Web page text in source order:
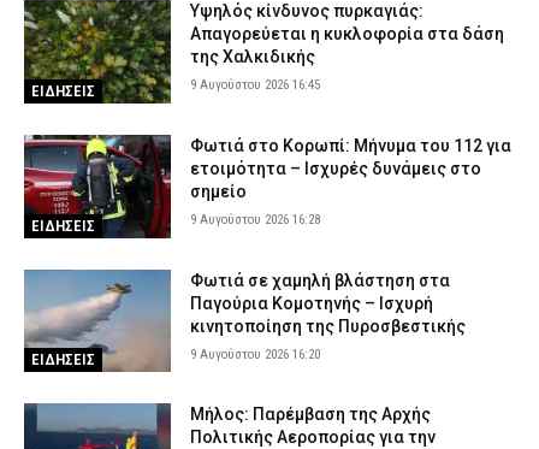
ΕΙΔΗΣΕΙΣ
Υψηλός κίνδυνος πυρκαγιάς:
Απαγορεύεται η κυκλοφορία στα δάση
της Χαλκιδικής
9 Αυγούστου 2026 16:45
ΕΙΔΗΣΕΙΣ
Φωτιά στο Κορωπί: Μήνυμα του 112 για
ετοιμότητα – Ισχυρές δυνάμεις στο
σημείο
9 Αυγούστου 2026 16:28
ΕΙΔΗΣΕΙΣ
Φωτιά σε χαμηλή βλάστηση στα
Παγούρια Κομοτηνής – Ισχυρή
κινητοποίηση της Πυροσβεστικής
9 Αυγούστου 2026 16:20
Μήλος: Παρέμβαση της Αρχής
Πολιτικής Αεροπορίας για την